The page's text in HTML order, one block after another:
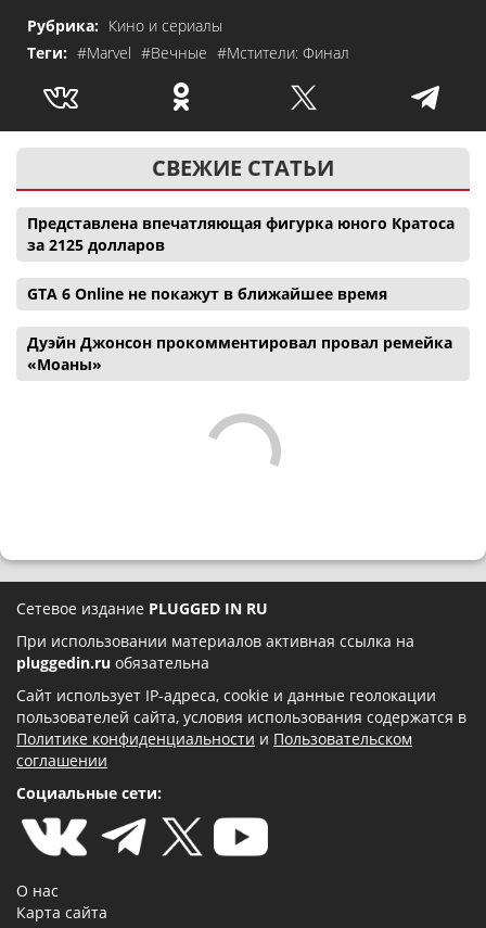
Рубрика: Кино и сериалы
Теги: #Marvel #Вечные #Мстители: Финал
СВЕЖИЕ СТАТЬИ
Представлена впечатляющая фигурка юного Кратоса
за 2125 долларов
GTA 6 Online не покажут в ближайшее время
Дуэйн Джонсон прокомментировал провал ремейка
«Моаны»
Сетевое издание PLUGGED IN RU
При использовании материалов активная ссылка на
pluggedin.ru обязательна
Сайт использует IP-адреса, cookie и данные геолокации
пользователей сайта, условия использования содержатся в
Политике конфиденциальности и Пользовательском
соглашении
Социальные сети:
О нас
Карта сайта